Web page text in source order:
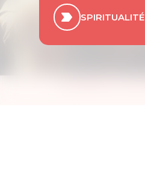
SPIRITUALITÉ